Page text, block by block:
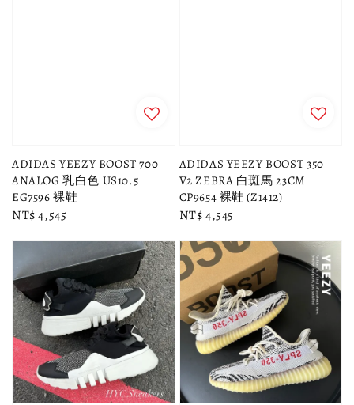
ADIDAS YEEZY BOOST 700
ANALOG 乳白色 US10.5
EG7596 裸鞋
Regular
NT$ 4,545
ADIDAS YEEZY BOOST 350
V2 ZEBRA 白斑馬 23CM
CP9654 裸鞋 (Z1412)
Regular
NT$ 4,545